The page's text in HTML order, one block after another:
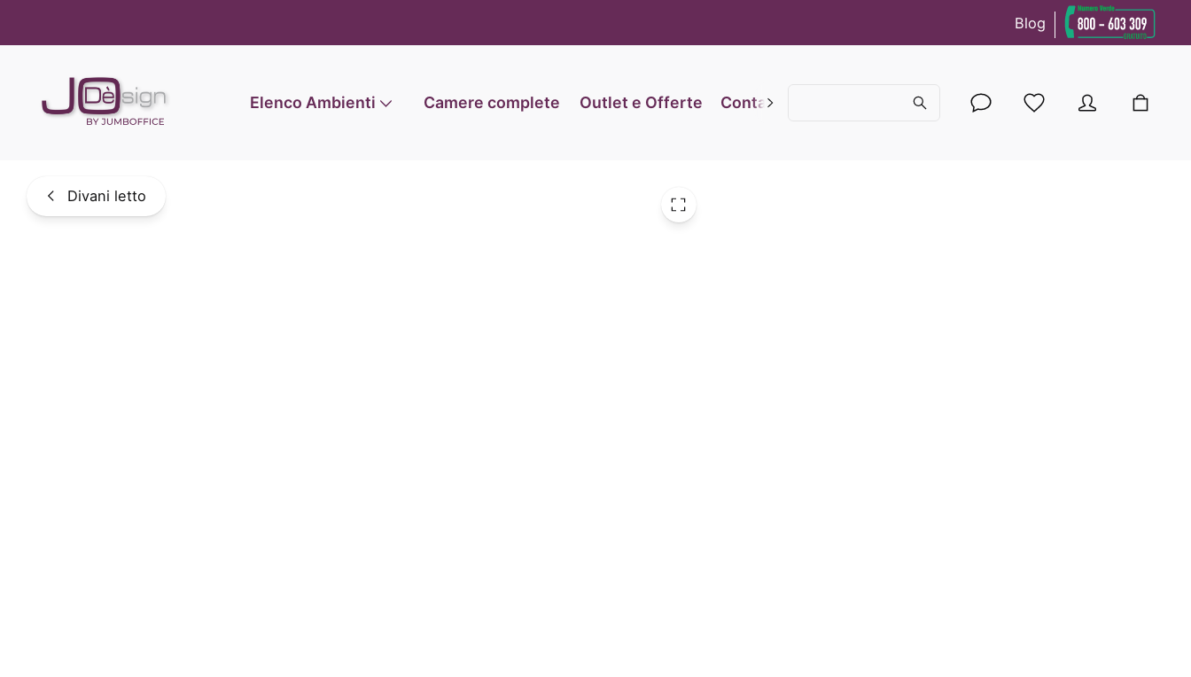
Blog
Elenco Ambienti Camere complete Outlet e Offerte Contatti
Divani letto